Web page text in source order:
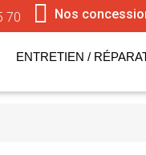
70 Nos
ENTRETIEN /